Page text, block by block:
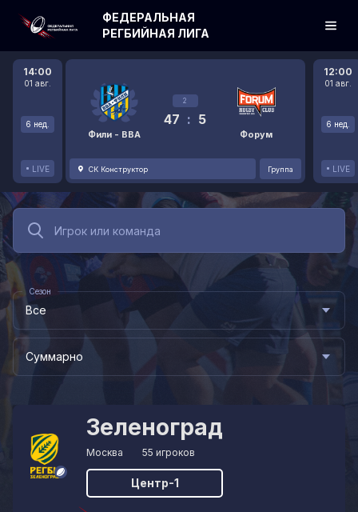
14:00
01 авг.
6 нед.
LIVE
Фили - ВВА
2
47 : 5
Форум
СК Конструктор Группа
12:00
01 авг.
6 нед.
LIVE
ФЕДЕРАЛЬНАЯ
РЕГБИЙНАЯ ЛИГА
Все
Сезон
Суммарно
Зеленоград
Москва 55 игроков
Центр-1